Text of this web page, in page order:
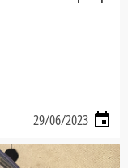
29/06/2023